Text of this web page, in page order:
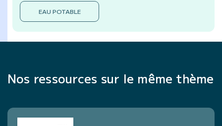
EAU POTABLE
Nos ressources sur le même thème